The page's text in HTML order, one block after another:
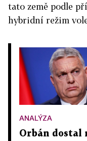
tato země podle
hybridní režim
ANALÝZA
Orbán dostal